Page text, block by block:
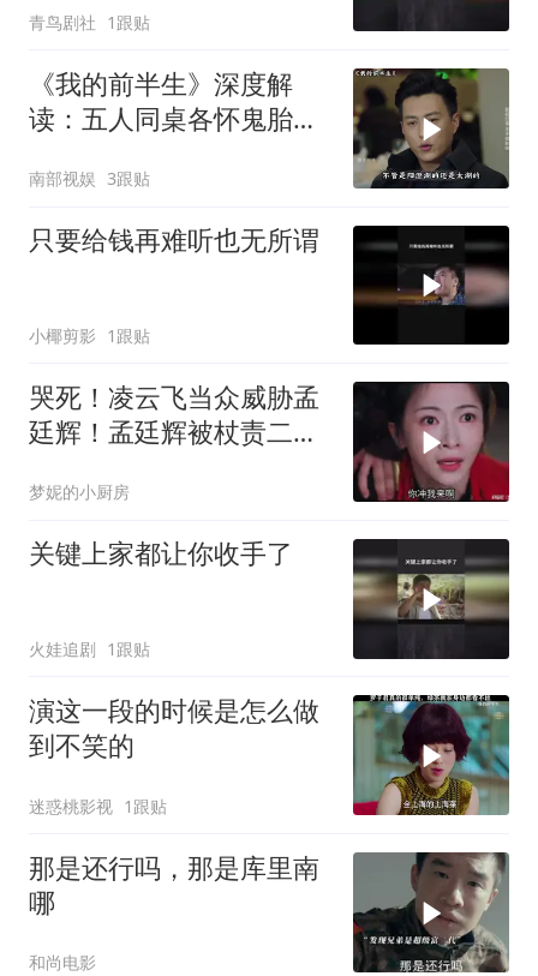
青鸟剧社 1跟贴
《我的前半生》深度解
读：五人同桌各怀鬼胎，
吃蟹
南部视娱 3跟贴
只要给钱再难听也无所谓
小椰剪影 1跟贴
哭死！凌云飞当众威胁孟
廷辉！孟廷辉被杖责二
梦妮的小厨房
关键上家都让你收手了
火娃追剧 1跟贴
演这一段的时候是怎么做
到不笑的
迷惑桃影视 1跟贴
那是还行吗，那是库里南
哪
和尚电影